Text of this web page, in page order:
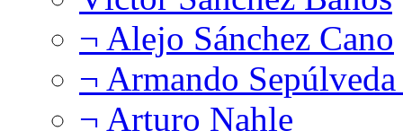
¬ Alejo Sánchez Cano
¬ Armando
¬ Arturo Nahle